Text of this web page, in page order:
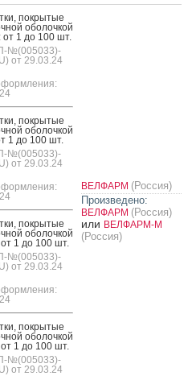
пок­ры­тые
обо­лоч­кой
от 1 до 100 шт.
№(005033)-
от 29.03.24
пок­ры­тые
обо­лоч­кой
1 до 100 шт.
№(005033)-
от 29.03.24
пок­ры­тые
обо­лоч­кой
от 1 до 100 шт.
№(005033)-
от 29.03.24
пок­ры­тые
обо­лоч­кой
1 до 100 шт.
№(005033)-
от 29.03.24
ВЕЛФАРМ (Россия)
Произведено:
ВЕЛФАРМ (Россия)
или ВЕЛФАРМ-М
(Россия)